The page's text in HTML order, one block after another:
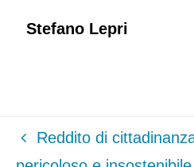
Stefano Lepri
Reddito di